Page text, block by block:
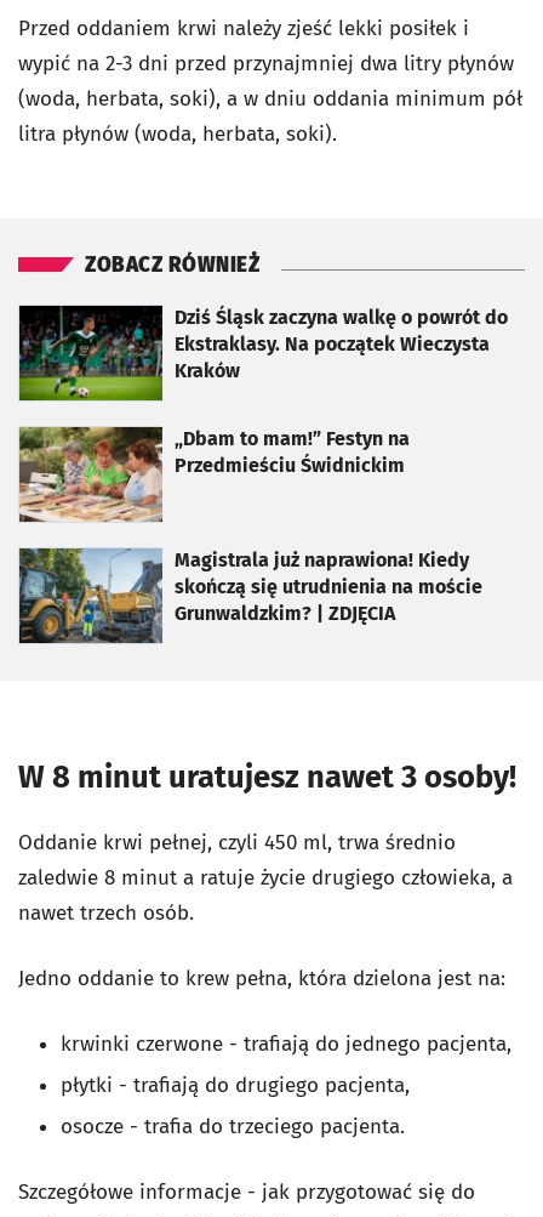
Przed oddaniem krwi należy zjeść lekki posiłek i
wypić na 2-3 dni przed przynajmniej dwa litry płynów
(woda, herbata, soki), a w dniu oddania minimum pół
litra płynów (woda, herbata, soki).
ZOBACZ RÓWNIEŻ
Dziś Śląsk zaczyna walkę o powrót do
Ekstraklasy. Na początek Wieczysta
Kraków
otworzy się w nowej karcie
„Dbam to mam!” Festyn na
Przedmieściu Świdnickim
otworzy się w nowej karcie
Magistrala już naprawiona! Kiedy
skończą się utrudnienia na moście
Grunwaldzkim? | ZDJĘCIA
otworzy się w nowej karcie
W 8 minut uratujesz nawet 3 osoby!
Oddanie krwi pełnej, czyli 450 ml, trwa średnio
zaledwie 8 minut a ratuje życie drugiego człowieka, a
nawet trzech osób.
Jedno oddanie to krew pełna, która dzielona jest na:
krwinki czerwone - trafiają do jednego pacjenta,
płytki - trafiają do drugiego pacjenta,
osocze - trafia do trzeciego pacjenta.
Szczegółowe informacje - jak przygotować się do